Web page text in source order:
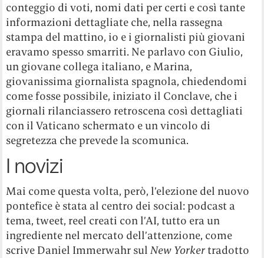
conteggio di voti, nomi dati per certi e così tante
informazioni dettagliate che, nella rassegna
stampa del mattino, io e i giornalisti più giovani
eravamo spesso smarriti. Ne parlavo con Giulio,
un giovane collega italiano, e Marina,
giovanissima giornalista spagnola, chiedendomi
come fosse possibile, iniziato il Conclave, che i
giornali rilanciassero retroscena così dettagliati
con il Vaticano schermato e un vincolo di
segretezza che prevede la scomunica.
I novizi
Mai come questa volta, però, l’elezione del nuovo
pontefice è stata al centro dei social: podcast a
tema, tweet, reel creati con l’AI, tutto era un
ingrediente nel mercato dell’attenzione, come
scrive Daniel Immerwahr sulNew Yorkertradotto